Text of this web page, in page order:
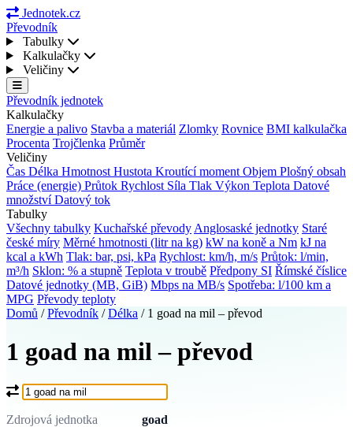
Jednotek.cz
Převodník
Tabulky
Kalkulačky
Veličiny
Převodník jednotek
Kalkulačky
Energie a palivo Stavba a materiál Zlomky Rovnice BMI kalkulačka
Procenta Trojčlenka Průměr
Veličiny
Čas Délka Hmotnost Hustota Kroutící moment Objem Plošný obsah
Práce (energie) Průtok Rychlost Síla Tlak Výkon Teplota Datové
množstvíDatový tok
Tabulky
Všechny tabulky Kuchařské převody Anglosaské jednotky Staré
české míry Měrné hmotnosti (litr na kg) kW na koně a Nm kJ na
kcal a kWh Tlak: bar, psi, kPa Rychlost: km/h, m/s Průtok: l/min,
m³/h Sklon: % a stupně Teplota v troubě Předpony SI Římské číslice
Datové jednotky (MB, GiB) Mbps na MB/s Spotřeba: l/100 km a
MPG Převody teploty
Domů / Převodník / Délka / 1 goad na mil – převod
1 goad na mil – převod
Co chcete převést?
Zdrojová jednotka
goad